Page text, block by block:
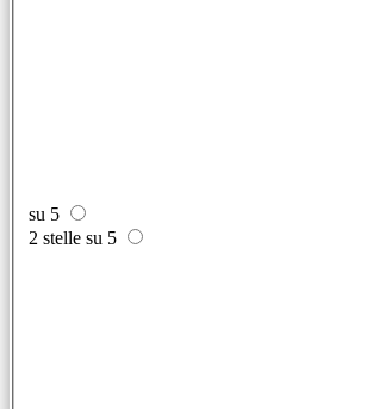
su 5
2 stelle su 5